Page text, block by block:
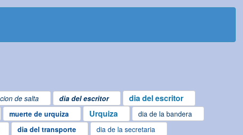
de salta dia del escritor dia del escritor
muerte de urquiza Urquiza dia de la bandera
dia del transporte
dia de la secretaria